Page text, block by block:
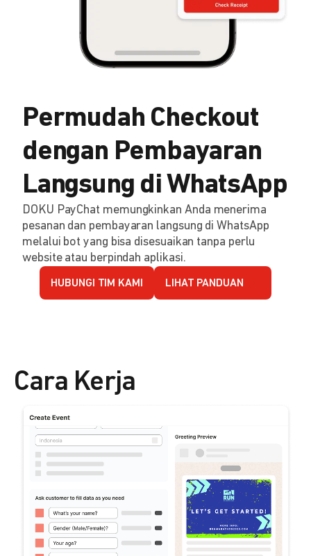
Permudah Checkout
dengan Pembayaran
Langsung di WhatsApp
DOKU PayChat memungkinkan Anda menerima
pesanan dan pembayaran langsung di WhatsApp
melalui bot yang bisa disesuaikan tanpa perlu
website atau berpindah aplikasi.
HUBUNGI TIM KAMI LIHAT PANDUAN
Cara Kerja